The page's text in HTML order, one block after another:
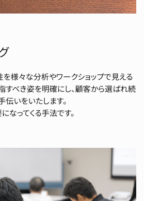
様々な分析やワークショップで見える
すべき姿を明確にし、顧客から選ばれ続
伝いをいたします。
なってくる手法です。